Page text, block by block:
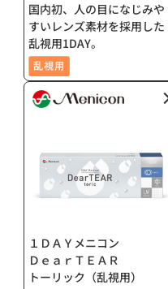
国内初、人の目になじみや
すいレンズ素材を採用した
乱視用1DAY。
１ＤＡＹメニコン
ＤｅａｒＴＥＡＲ
トーリック（乱視用）